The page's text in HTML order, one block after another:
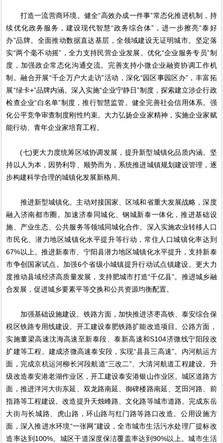
打造一流营商环境。健全“高效办成一件事”常态化推进机制，持
续优化政务服务，建设现代智慧“政务综合体”，进一步擦亮“泰好
办”品牌。全面推动数据直达基层，全领域建设无证明城市。坚定落
实“两个毫不动摇”，全力支持民营企业发展。优化“企业服务专员”制
度，加强政企常态化沟通交流。完善支持小微企业融资协调工作机
制。融合开展“千企万户大走访”活动，深化“园区事园区办”，丰富拓
展“绿卡+”品牌内涵。深入实施“企业宁静日”制度，探索建立涉企行政
检查企业“白名单”制度，推行智慧监管。健全完善社会信用体系。强
化公平竞争审查制度刚性约束。大力弘扬企业家精神，实施企业家赋
能行动、青年企业家培育工程。
(七)更大力度统筹区域协调发展，提升新型城镇化品质内涵。坚
持以人为本，因势利导、顺势而为，系统推进城镇规划建设管理，逐
步构建科学合理的城镇化发展新格局。
推进新型城镇化。主动对接国家、区域和省重大发展战略，深度
融入济南都市圈。加速济泰同城化、钢城新泰一体化，推进基础设
施、产业生态、公共服务等领域同城化合作。深入实施农业转移人口
市民化、潜力地区城镇化水平提升等行动，常住人口城镇化率达到
67%以上。推进新泰市、宁阳县潜力地区城镇化水平提升，支持新泰
市争创国家试点。加强6个省级小城镇提升行动试点镇建设。更大力
度推动县域经济高质量发展，支持肥城市打造“千亿县”。推进城乡融
合发展，促进城乡要素平等交换和公共资源均衡配置。
加强基础设施建设。铁路方面，加快推进济枣高铁、泰安综合保
税区铁路专用线建设。开工建设泰肥铁路扩能改造项目。公路方面，
实施董梁高速沈海高速至新泰段、泰新高速和S104济微线宁阳段改
扩建等工程。建成济微高速泰安段，实现“县县三高速”。内河航运方
面，完成京杭运河柳长河段航道“三改二”、大清河航道工程建设。升
级改造泰安港老湖作业区，开工建设泰安港银山作业区。城区道路方
面，推进泮河大街东延、双龙路南延、御碑楼路南延、芝田河路、前
指路等工程建设。改造提升天烛峰路、文化路等城市道路。完成东岳
大街与长城路、虎山路，环山路与红门路等路口改造。公用设施方
面，深入推进水环境“一张网”建设，全市城市生活污水处理厂提标改
造率达到100%。城区干道深度保洁覆盖率达到90%以上。城市生活